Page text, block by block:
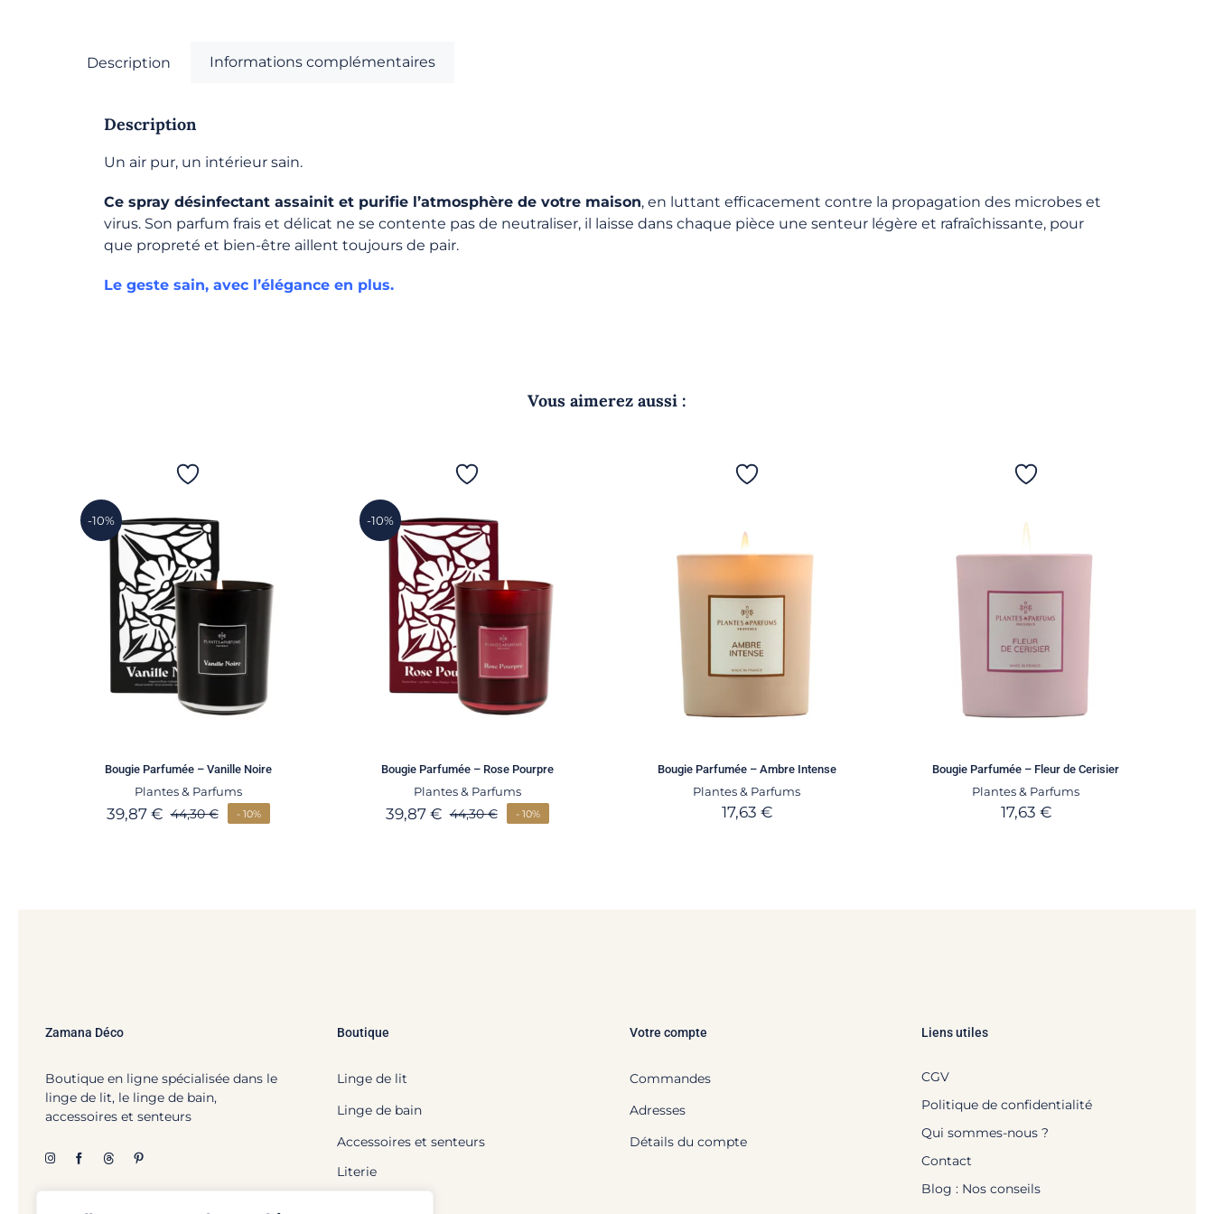
Description Informations complémentaires
Description
Un air pur, un intérieur sain.
Ce spray désinfectant assainit et purifie l’atmosphère de votre maison, en luttant efficacement contre la propagation des microbes et
virus. Son parfum frais et délicat ne se contente pas de neutraliser, il laisse dans chaque pièce une senteur légère et rafraîchissante, pour
que propreté et bien-être aillent toujours de pair.
Le geste sain, avec l’élégance en plus.
Vous aimerez aussi :
-10%
Bougie Parfumée – Vanille Noire
Plantes & Parfums
44,30€
39,87 € - 10%
-10%
Bougie Parfumée – Rose Pourpre
Plantes & Parfums
44,30€
39,87 € - 10%
Bougie Parfumée – Ambre Intense
Plantes & Parfums
17,63 €
Bougie Parfumée – Fleur de Cerisier
Plantes & Parfums
17,63 €
Zamana Déco
Boutique en ligne spécialisée dans le
linge de lit, le linge de bain,
accessoires et senteurs
Boutique
Linge de lit
Linge de bain
Accessoires et senteurs
Literie
Votre compte
Commandes
Adresses
Détails du compte
Liens utiles
CGV
Politique de confidentialité
Qui sommes-nous ?
Contact
Blog : Nos conseils